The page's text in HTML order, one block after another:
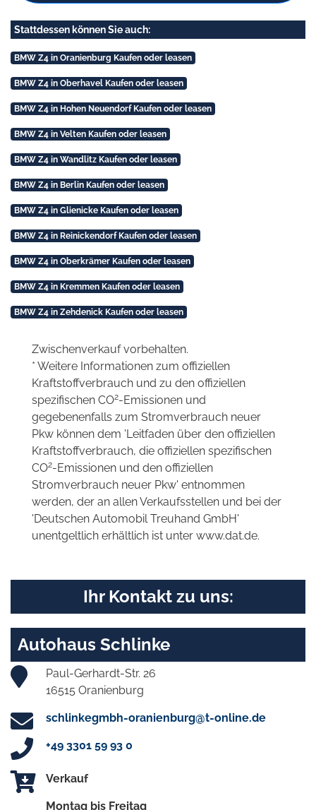
Stattdessen können Sie auch:
BMW Z4 in Oranienburg Kaufen oder leasen
BMW Z4 in Oberhavel Kaufen oder leasen
BMW Z4 in Hohen Neuendorf Kaufen oder leasen
BMW Z4 in Velten Kaufen oder leasen
BMW Z4 in Wandlitz Kaufen oder leasen
BMW Z4 in Berlin Kaufen oder leasen
BMW Z4 in Glienicke Kaufen oder leasen
BMW Z4 in Reinickendorf Kaufen oder leasen
BMW Z4 in Oberkrämer Kaufen oder leasen
BMW Z4 in Kremmen Kaufen oder leasen
BMW Z4 in Zehdenick Kaufen oder leasen
Zwischenverkauf vorbehalten.
* Weitere Informationen zum offiziellen
Kraftstoffverbrauch und zu den offiziellen
spezifischen CO2-Emissionen und
gegebenenfalls zum Stromverbrauch neuer
Pkw können dem 'Leitfaden über den offiziellen
Kraftstoffverbrauch, die offiziellen spezifischen
CO2-Emissionen und den offiziellen
Stromverbrauch neuer Pkw' entnommen
werden, der an allen Verkaufsstellen und bei der
'Deutschen Automobil Treuhand GmbH'
unentgeltlich erhältlich ist unter www.dat.de.
Ihr Kontakt zu uns:
Autohaus Schlinke
Paul-Gerhardt-Str. 26
16515 Oranienburg
schlinkegmbh-oranienburg@t-online.de
+49 3301 59 93 0
Verkauf
Montag bis Freitag